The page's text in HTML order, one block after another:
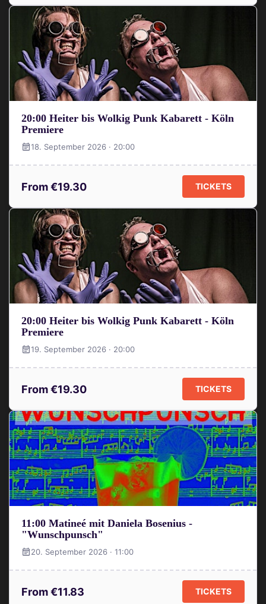
20:00 Heiter bis Wolkig Punk Kabarett - Köln
Premiere
18. September 2026 · 20:00
From €19.30 TICKETS
20:00 Heiter bis Wolkig Punk Kabarett - Köln
Premiere
19. September 2026 · 20:00
From €19.30 TICKETS
11:00 Matineé mit Daniela Bosenius -
"Wunschpunsch"
20. September 2026 · 11:00
From €11.83 TICKETS